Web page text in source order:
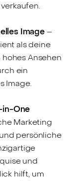
Image–
als deine
Ansehen
ein
Image.
in-One
Marketing
persönliche
und
hilft, um